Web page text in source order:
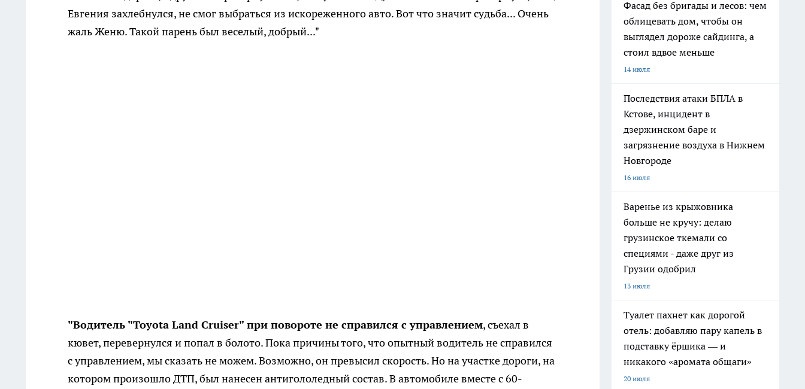
Евгения захлебнулся, не смог выбраться из искореженного авто. Вот что значит судьба... Очень
жаль Женю. Такой парень был веселый, добрый..."
"Водитель "Toyota Land Cruiser" при повороте не справился с управлением, съехал в
кювет, перевернулся и попал в болото. Пока причины того, что опытный водитель не справился
с управлением, мы сказать не можем. Возможно, он превысил скорость. Но на участке дороги, на
котором произошло ДТП, был нанесен антигололедный состав. В автомобиле вместе с 60-
Фасад без бригады и лесов: чем
облицевать дом, чтобы он
выглядел дороже сайдинга, а
стоил вдвое меньше
14 июля
Последствия атаки БПЛА в
Кстове, инцидент в
дзержинском баре и
загрязнение воздуха в Нижнем
Новгороде
16 июля
Варенье из крыжовника
больше не кручу: делаю
грузинское ткемали со
специями - даже друг из
Грузии одобрил
13 июля
Туалет пахнет как дорогой
отель: добавляю пару капель в
подставку ёршика — и
никакого «аромата общаги»
20 июля